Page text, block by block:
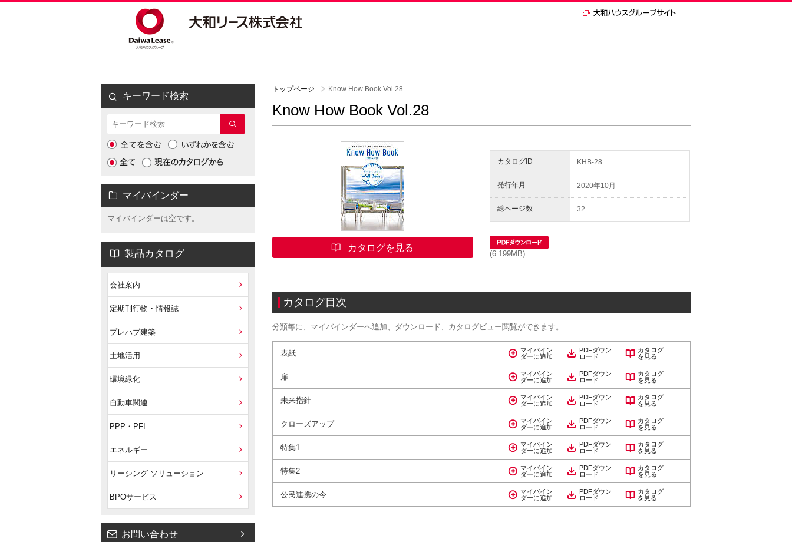
トップページ Know How Book Vol.28
Know How Book Vol.28
カタログID KHB-28
発行年月 2020年10月
総ページ数 32
(6.199MB)
カタログ目次
分類毎に、マイバインダーへ追加、ダウンロード、カタログビュー閲覧ができます。
表紙
扉
未来指針
クローズアップ
特集1
特集2
公民連携の今
キーワード検索
マイバインダー
マイバインダーは空です。
製品カタログ
会社案内
定期刊行物・情報誌
プレハブ建築
土地活用
環境緑化
自動車関連
PPP・PFI
エネルギー
リーシング ソリューション
BPOサービス
お問い合わせ